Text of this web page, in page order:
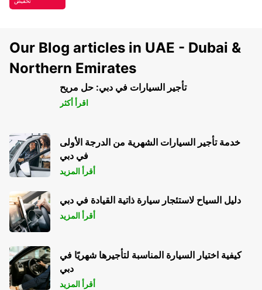
Our Blog articles in UAE - Dubai &
Northern Emirates
تأجير السيارات في دبي: حل مريح
اقرأ أكثر
خدمة تأجير السيارات الشهرية من الدرجة الأولى
في دبي
أقرأ المزيد
دليل السياح لاستئجار سيارة ذاتية القيادة في دبي
أقرأ المزيد
كيفية اختيار السيارة المناسبة لتأجيرها شهريًا في
دبي
أقرأ المزيد